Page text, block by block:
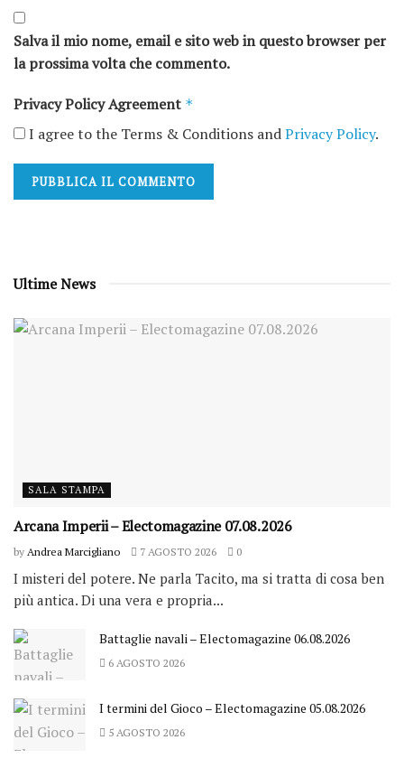
Salva il mio nome, email e sito web in questo browser per
la prossima volta che commento.
Privacy Policy Agreement *
I agree to the Terms & Conditions andPrivacy Policy.
Ultime News
SALA STAMPA
Arcana Imperii – Electomagazine 07.08.2026
by Andrea Marcigliano 7 AGOSTO 2026 0
I misteri del potere. Ne parla Tacito, ma si tratta di cosa ben
più antica. Di una vera e propria...
Battaglie navali – Electomagazine 06.08.2026
6 AGOSTO 2026
I termini del Gioco – Electomagazine 05.08.2026
5 AGOSTO 2026